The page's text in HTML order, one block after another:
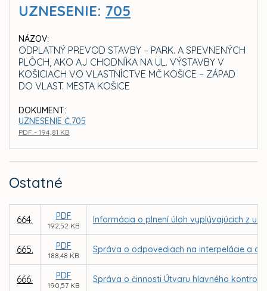
UZNESENIE: 705
NÁZOV:
ODPLATNÝ PREVOD STAVBY – PARK. A SPEVNENÝCH
PLÔCH, AKO AJ CHODNÍKA NA UL. VÝSTAVBY V
KOŠICIACH VO VLASTNÍCTVE MČ KOŠICE – ZÁPAD
DO VLAST. MESTA KOŠICE
DOKUMENT:
UZNESENIE Č.705
PDF - 194,81 KB
Ostatné
664. PDF
192,52 KB
Informácia o plnení úloh vyplývajúcich z
665. PDF
188,48 KB
Správa o odpovediach na interpelácie a
666. PDF
190,57 KB
Správa o činnosti Útvaru hlavného